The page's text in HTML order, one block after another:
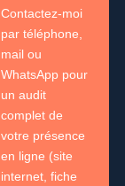
Contactez-moi
par téléphone,
mail ou
WhatsApp pour
un audit
complet de
votre présence
en ligne (site
internet, fiche